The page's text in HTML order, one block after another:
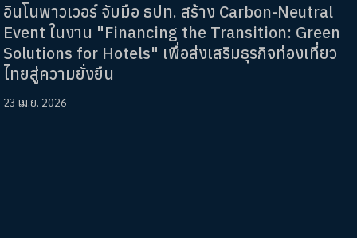
อินโนพาวเวอร์ จับมือ ธปท. สร้าง Carbon-Neutral
Event ในงาน "Financing the Transition: Green
Solutions for Hotels" เพื่อส่งเสริมธุรกิจท่องเที่ยว
ไทยสู่ความยั่งยืน
23 เม.ย. 2026